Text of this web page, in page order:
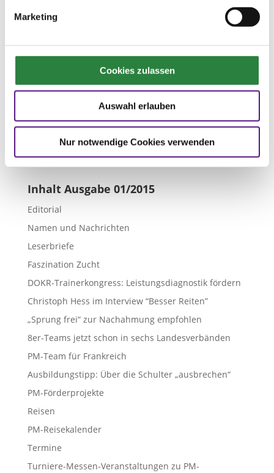
Marketing
Cookies zulassen
Auswahl erlauben
Nur notwendige Cookies verwenden
Ausgabe 01/2015
Inhalt Ausgabe 01/2015
Editorial
Namen und Nachrichten
Leserbriefe
Faszination Zucht
DOKR-Trainerkongress: Leistungsdiagnostik fördern
Christoph Hess im Interview “Besser Reiten”
„Sprung frei“ zur Nachahmung empfohlen
8er-Teams jetzt schon in sechs Landesverbänden
PM-Team für Frankreich
Ausbildungstipp: Über die Schulter „ausbrechen“
PM-Förderprojekte
Reisen
PM-Reisekalender
Termine
Turniere-Messen-Veranstaltungen zu PM-